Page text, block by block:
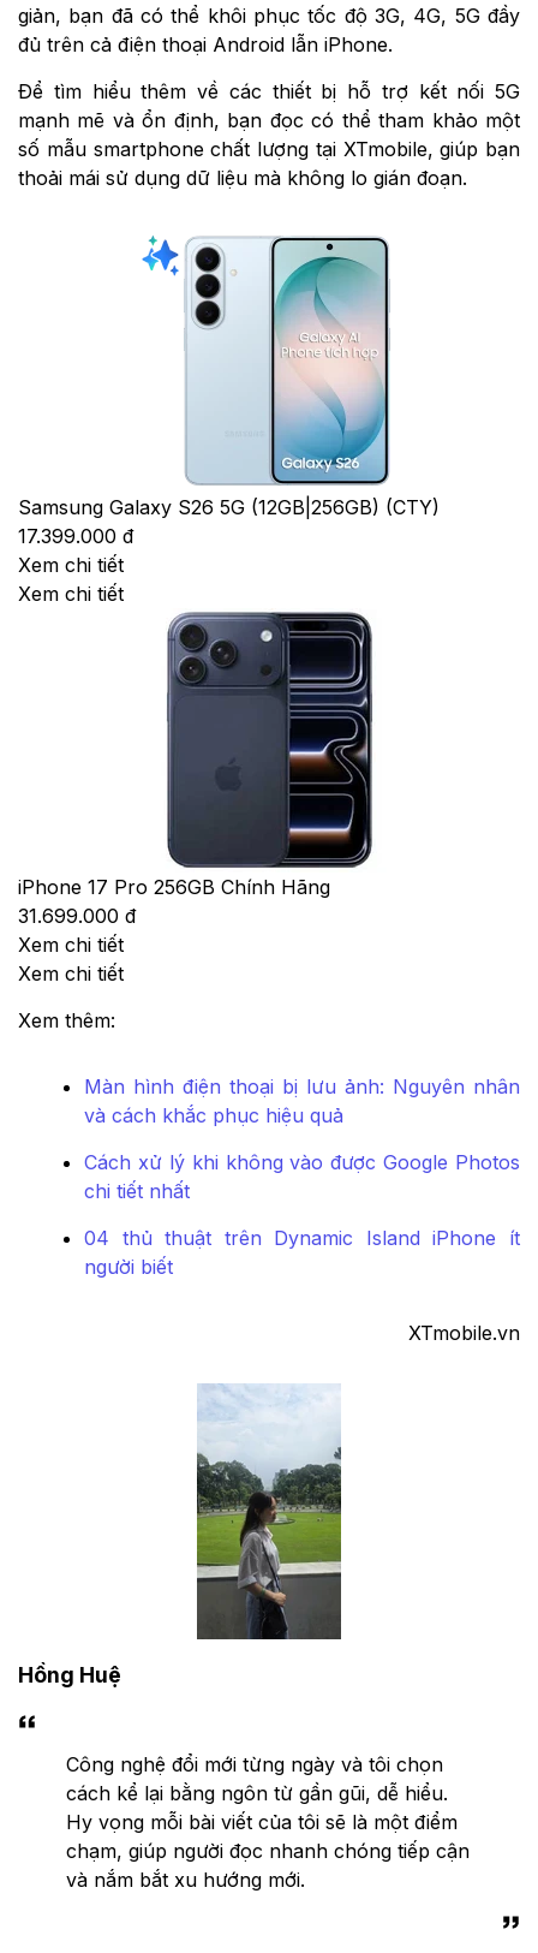
giản, bạn đã có thể khôi phục tốc độ 3G, 4G, 5G đầy
đủ trên cả điện thoại Android lẫn iPhone.
Để tìm hiểu thêm về các thiết bị hỗ trợ kết nối 5G
mạnh mẽ và ổn định, bạn đọc có thể tham khảo một
số mẫu smartphone chất lượng tại XTmobile, giúp bạn
thoải mái sử dụng dữ liệu mà không lo gián đoạn.
Samsung Galaxy S26 5G (12GB|256GB) (CTY)
17.399.000 đ
Xem chi tiết
Xem chi tiết
iPhone 17 Pro 256GB Chính Hãng
31.699.000 đ
Xem chi tiết
Xem chi tiết
Xem thêm:
Màn hình điện thoại bị lưu ảnh: Nguyên nhân
và cách khắc phục hiệu quả
Cách xử lý khi không vào được Google Photos
chi tiết nhất
04 thủ thuật trên Dynamic Island iPhone ít
người biết
XTmobile.vn
Hồng Huệ
Công nghệ đổi mới từng ngày và tôi chọn
cách kể lại bằng ngôn từ gần gũi, dễ hiểu.
Hy vọng mỗi bài viết của tôi sẽ là một điểm
chạm, giúp người đọc nhanh chóng tiếp cận
và nắm bắt xu hướng mới.